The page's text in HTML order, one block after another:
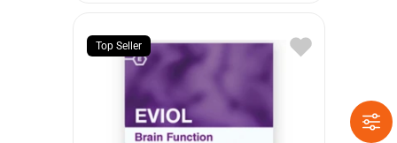
Top Seller